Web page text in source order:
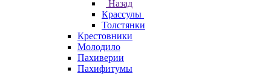
Назад
Крассулы
Толстянки
Крестовники
Молодило
Пахиверии
Пахифитумы